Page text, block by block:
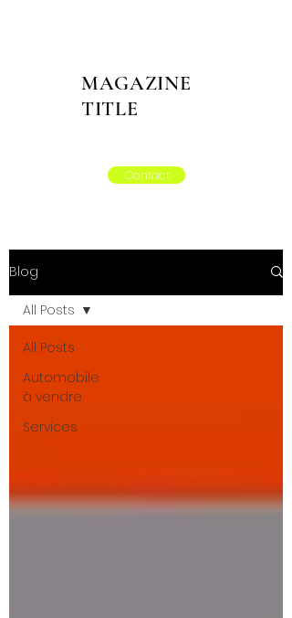
MAGAZINE
TITLE
Contact
Blog
All Posts
Automobile
à vendre
Services
All Posts